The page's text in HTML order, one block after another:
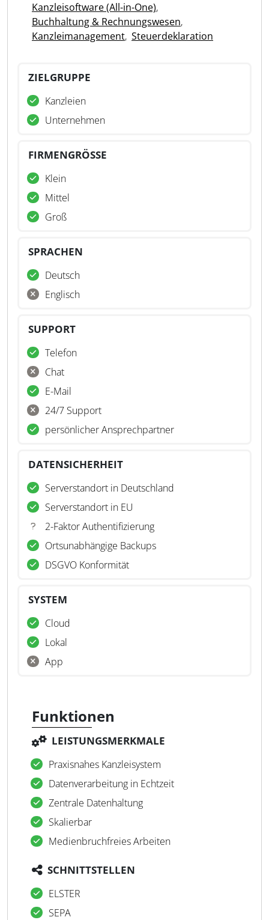
Kanzleisoftware (All-in-One),
Buchhaltung & Rechnungswesen,
Kanzleimanagement, Steuerdeklaration
ZIELGRUPPE
Kanzleien
Unternehmen
FIRMENGRÖSSE
Klein
Mittel
Groß
SPRACHEN
Deutsch
Englisch
SUPPORT
Telefon
Chat
E-Mail
24/7 Support
persönlicher Ansprechpartner
DATENSICHERHEIT
Serverstandort in Deutschland
Serverstandort in EU
2-Faktor Authentifizierung
Ortsunabhängige Backups
DSGVO Konformität
SYSTEM
Cloud
Lokal
App
Funktionen
LEISTUNGSMERKMALE
Praxisnahes Kanzleisystem
Datenverarbeitung in Echtzeit
Zentrale Datenhaltung
Skalierbar
Medienbruchfreies Arbeiten
SCHNITTSTELLEN
ELSTER
SEPA